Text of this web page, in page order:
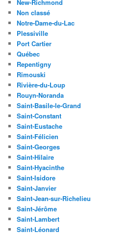
New-Richmond
Non classé
Notre-Dame-du-Lac
Plessiville
Port Cartier
Québec
Repentigny
Rimouski
Rivière-du-Loup
Rouyn-Noranda
Saint-Basile-le-Grand
Saint-Constant
Saint-Eustache
Saint-Félicien
Saint-Georges
Saint-Hilaire
Saint-Hyacinthe
Saint-Isidore
Saint-Janvier
Saint-Jean-sur-Richelieu
Saint-Jérôme
Saint-Lambert
Saint-Léonard